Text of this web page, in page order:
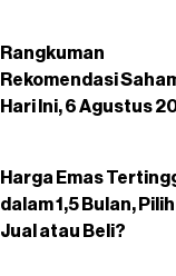
Rangkuman
Rekomendasi
Hari Ini, 6 Agustus
Harga Emas
dalam 1,5 Bulan, Pilih
Jual atau Beli?